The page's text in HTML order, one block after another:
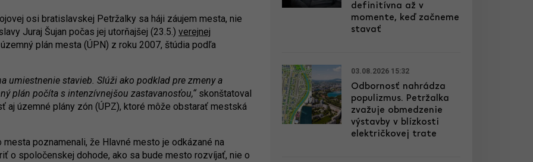
osi bratislavskej Petržalky sa háji záujem mesta, nie
Juraj Šujan počas jej utorňajšej (23.5.) verejnej
plán mesta (ÚPN) z roku 2007, štúdia podľa
umiestnenie stavieb. Slúži ako podklad pre zmeny a
plán počíta s intenzívnejšou zastavanosťou,“ skonštatoval
aj územné plány zón (ÚPZ), ktoré môže obstarať mestská
poznamenali, že Hlavné mesto je odkázané na
o spoločenskej dohode, ako sa bude mesto rozvíjať, nie o
definitívna až v
momente, keď začneme
stavať
03.08.2026 15:32
Odbornosť nahrádza
populizmus. Petržalka
zvažuje obmedzenie
výstavby v blízkosti
električkovej trate